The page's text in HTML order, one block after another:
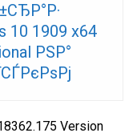
10 1909 x64
РЅР°
Version